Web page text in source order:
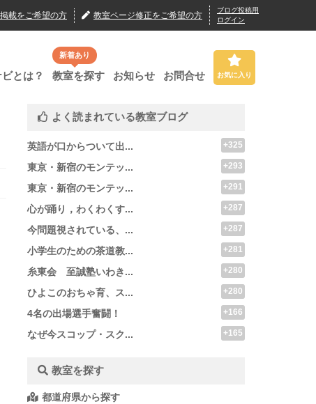
載をご希望の方 教室ページ修正をご希望の方
ブログ投稿用
ログイン
とは？
新着あり
教室を探す お知らせ お問合せ お気に入り
よく読まれている教室ブログ
英語が口からついて出... +325
東京・新宿のモンテッ... +293
東京・新宿のモンテッ... +291
心が踊り，わくわくす... +287
今問題視されている、... +287
小学生のための茶道教... +281
糸東会 至誠塾いわき... +280
ひよこのおちゃ育、ス... +280
4名の出場選手奮闘！ +166
なぜ今スコップ・スク... +165
教室を探す
都道府県から探す